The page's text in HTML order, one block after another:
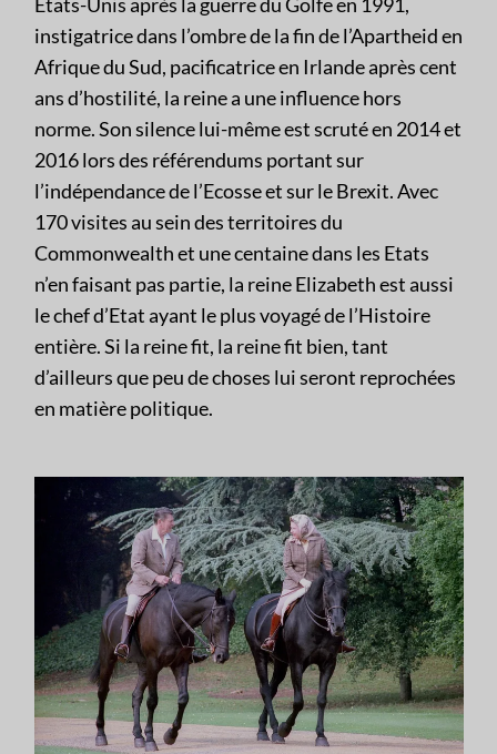
Etats-Unis après la guerre du Golfe en 1991,
instigatrice dans l’ombre de la fin de l’Apartheid en
Afrique du Sud, pacificatrice en Irlande après cent
ans d’hostilité, la reine a une influence hors
norme. Son silence lui-même est scruté en 2014 et
2016 lors des référendums portant sur
l’indépendance de l’Ecosse et sur le Brexit. Avec
170 visites au sein des territoires du
Commonwealth et une centaine dans les Etats
n’en faisant pas partie, la reine Elizabeth est aussi
le chef d’Etat ayant le plus voyagé de l’Histoire
entière. Si la reine fit, la reine fit bien, tant
d’ailleurs que peu de choses lui seront reprochées
en matière politique.